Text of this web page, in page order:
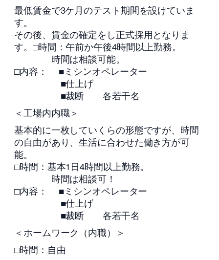
最低賃金で3ケ月のテスト期間を設けていま
す。
その後、賃金の確定をし正式採用となりま
す。□時間：午前か午後4時間以上勤務。
時間は相談可能。
□内容： ■ミシンオペレーター
■仕上げ
■裁断 各若干名
＜工場内内職＞
基本的に一枚していくらの形態ですが、時間
の自由があり、生活に合わせた働き方が可
能。
□時間：基本1日4時間以上勤務。
時間は相談可！
□内容： ■ミシンオペレーター
■仕上げ
■裁断 各若干名
＜ホームワーク（内職）＞
□時間：自由